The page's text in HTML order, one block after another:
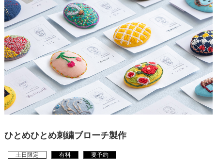
ひとめひとめ刺繍ブローチ製作
土日限定 有料 要予約